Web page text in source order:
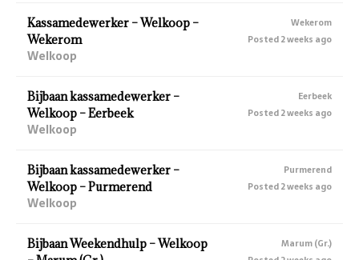
Kassamedewerker – Welkoop –
Wekerom
Welkoop
Wekerom
Posted 2 weeks ago
Bijbaan kassamedewerker –
Welkoop – Eerbeek
Welkoop
Eerbeek
Posted 2 weeks ago
Bijbaan kassamedewerker –
Welkoop – Purmerend
Welkoop
Purmerend
Posted 2 weeks ago
Bijbaan Weekendhulp – Welkoop
Marum (Gr.)